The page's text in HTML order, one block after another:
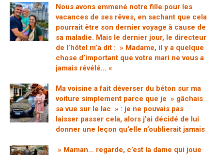
Nous avons emmené notre fille pour les
vacances de ses rêves, en sachant que cela
pourrait être son dernier voyage à cause de
sa maladie. Mais le dernier jour, le directeur
de l’hôtel m’a dit : » Madame, il y a quelque
chose d’important que votre mari ne vous a
jamais révélé… «
Ma voisine a fait déverser du béton sur ma
voiture simplement parce que je » gâchais
sa vue sur le lac » : je ne pouvais pas
laisser passer cela, alors j’ai décidé de lui
donner une leçon qu’elle n’oublierait jamais
» Maman… regarde, c’est la dame qui joue